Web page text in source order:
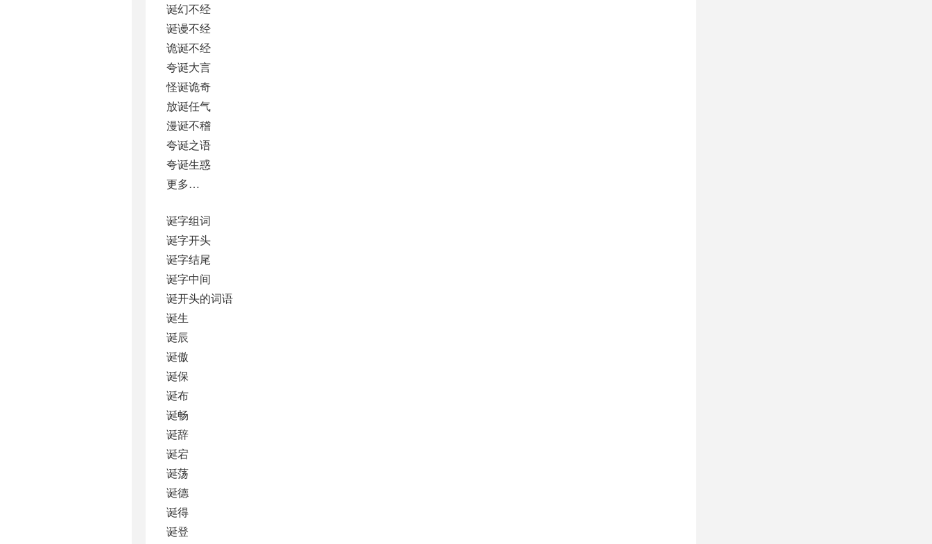
诞幻不经
诞谩不经
诡诞不经
夸诞大言
怪诞诡奇
放诞任气
漫诞不稽
夸诞之语
夸诞生惑
更多…
诞字组词
诞字开头
诞字结尾
诞字中间
诞开头的词语
诞生
诞辰
诞傲
诞保
诞布
诞畅
诞辞
诞宕
诞荡
诞德
诞得
诞登